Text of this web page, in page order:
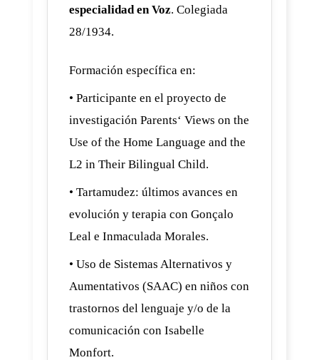
especialidad en Voz. Colegiada
28/1934.
Formación específica en:
• Participante en el proyecto de
investigación Parents‘ Views on the
Use of the Home Language and the
L2 in Their Bilingual Child.
• Tartamudez: últimos avances en
evolución y terapia con Gonçalo
Leal e Inmaculada Morales.
• Uso de Sistemas Alternativos y
Aumentativos (SAAC) en niños con
trastornos del lenguaje y/o de la
comunicación con Isabelle
Monfort.